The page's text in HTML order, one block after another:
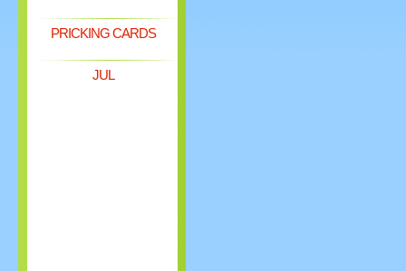
PRICKING CARDS
JUL